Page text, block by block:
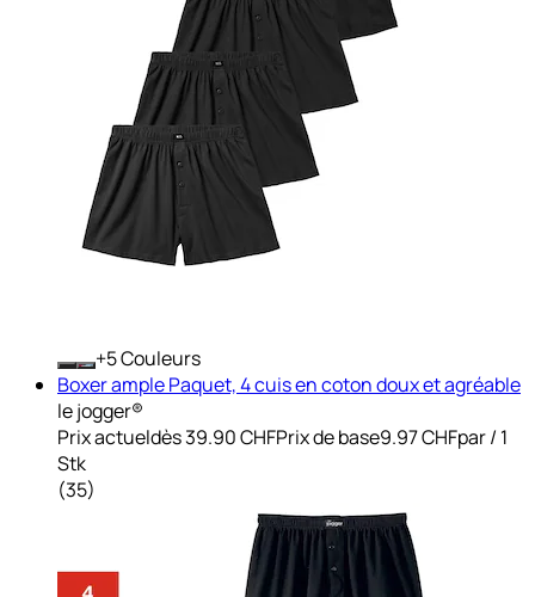
+ Couleurs
Boxer ample Paquet, 4 cuis en coton doux et agréable
le jogger®
Prix actueldès39.90 CHFPrix de base9.97 CHFpar/ 1
Stk
(35)